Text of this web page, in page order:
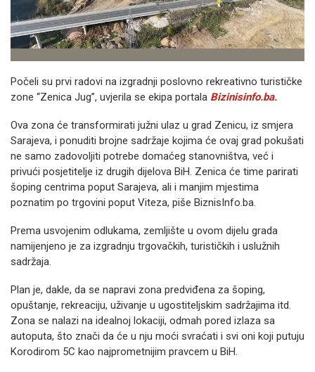
Počeli su prvi radovi na izgradnji poslovno rekreativno turističke
zone “Zenica Jug”, uvjerila se ekipa portala Bizinisinfo.ba.
Ova zona će transformirati južni ulaz u grad Zenicu, iz smjera
Sarajeva, i ponuditi brojne sadržaje kojima će ovaj grad pokušati
ne samo zadovoljiti potrebe domaćeg stanovništva, već i
privući posjetitelje iz drugih dijelova BiH. Zenica će time parirati
šoping centrima poput Sarajeva, ali i manjim mjestima
poznatim po trgovini poput Viteza, piše BiznisInfo.ba.
Prema usvojenim odlukama, zemljište u ovom dijelu grada
namijenjeno je za izgradnju trgovačkih, turističkih i uslužnih
sadržaja.
Plan je, dakle, da se napravi zona predviđena za šoping,
opuštanje, rekreaciju, uživanje u ugostiteljskim sadržajima itd.
Zona se nalazi na idealnoj lokaciji, odmah pored izlaza sa
autoputa, što znači da će u nju moći svraćati i svi oni koji putuju
Korodirom 5C kao najprometnijim pravcem u BiH.